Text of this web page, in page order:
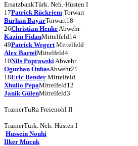
ErsatzbankTürk. Neh.-Hüsten I
17Patrick Rückriem Torwart
Burhan BayarTorwart18
26Christian HenkeAbwehr
Kazim FidanMittelfeld14
49Patrick Wegert Mittelfeld
Alex BartelMittelfeld4
10Nils PoprawskiAbwehr
Oguzhan ÖnbasAbwehr21
18Eric Bender Mittelfeld
Xhulio PepaMittelfeld12
Janik GülenMittelfeld3
TrainerTuRa Freienohl II
TrainerTürk. Neh.-Hüsten I
Hussein Nouhi
Ilker Mucuk